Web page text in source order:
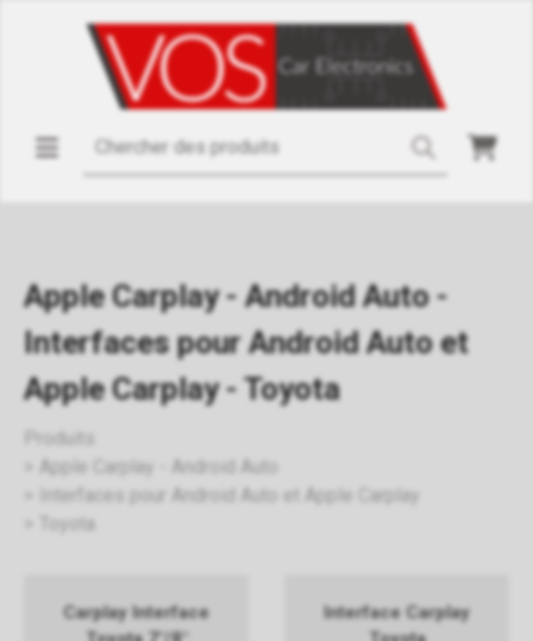
Apple Carplay - Android Auto -
Interfaces pour Android Auto et
Apple Carplay - Toyota
Produits
Apple Carplay - Android Auto
Interfaces pour Android Auto et Apple Carplay
Toyota
Carplay Interface
Interface Carplay